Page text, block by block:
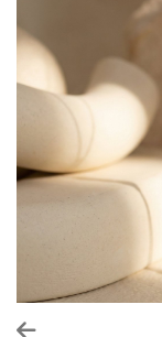
Bratari de picior
Inele
Cercei
Coliere